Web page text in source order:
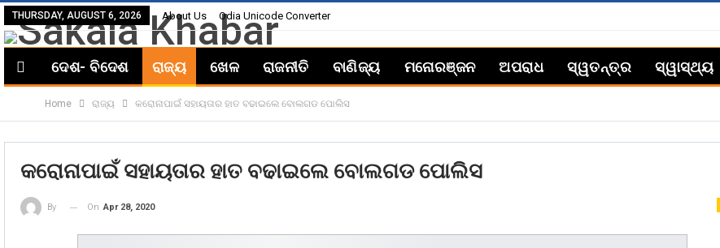
THURSDAY, AUGUST 6, 2026 About Us Odia Unicode Converter
ଦେଶ- ବିଦେଶ ରାଜ୍ୟ ଖେଳ ରାଜନୀତି ବାଣିଜ୍ୟ ମନୋରଞ୍ଜନ ଅପରାଧ ସ୍ୱତନ୍ତ୍ର ସ୍ୱାସ୍ଥ୍ୟ
Home ରାଜ୍ୟ କରୋନାପାଇଁ ସହାୟତାର ହାତ ବଢାଇଲେ ବୋଲଗଡ ପୋଲିସ
କରୋନାପାଇଁ ସହାୟତାର ହାତ ବଢାଇଲେ ବୋଲଗଡ ପୋଲିସ
By On Apr 28, 2020